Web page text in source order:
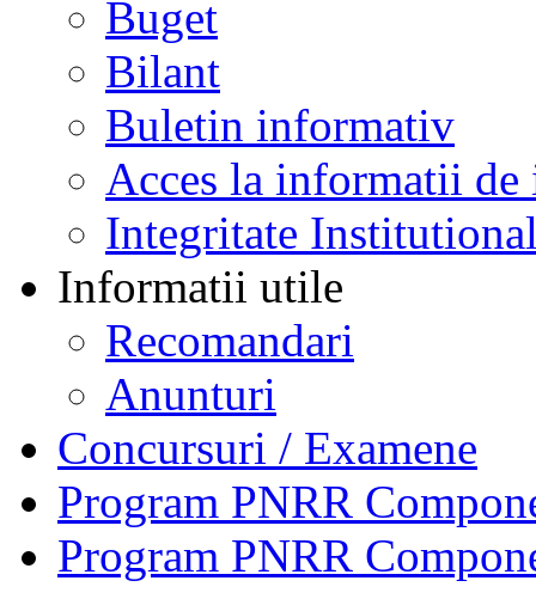
Buget
Bilant
Buletin informativ
Acces la informatii de
Integritate
Informatii utile
Recomandari
Anunturi
Concursuri / Examene
Program PNRR
Program PNRR